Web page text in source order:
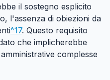
il sostegno esplicito
l'assenza di obiezioni da
^17. Questo requisito
che implicherebbe
complesse